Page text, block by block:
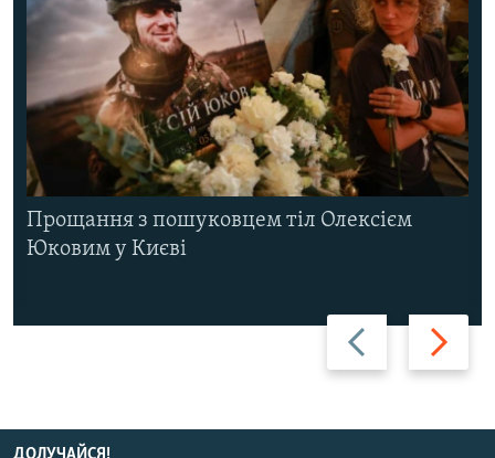
Назад Вперед
Прощання з пошуковцем тіл Олексієм
Юковим у Києві